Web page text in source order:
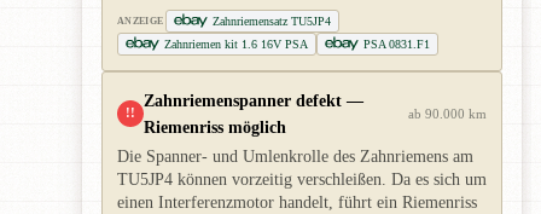
ANZEIGE
Zahnriemensatz TU5JP4
Zahnriemen kit 1.6 16V PSA
PSA 0831.F1
!!
Zahnriemenspanner defekt —
Riemenriss möglich
ab 90.000 km
Die Spanner- und Umlenkrolle des Zahnriemens am
TU5JP4 können vorzeitig verschleißen. Da es sich um
einen Interferenzmotor handelt, führt ein Riemenriss